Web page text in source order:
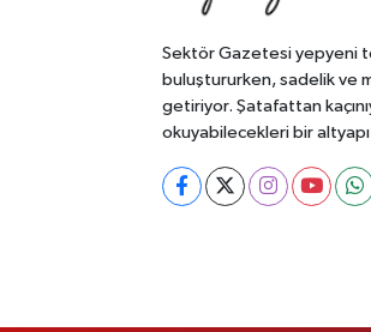
Sektör Gazetesi yepyeni
buluştururken, sadelik ve
getiriyor. Şatafattan
okuyabilecekleri bir